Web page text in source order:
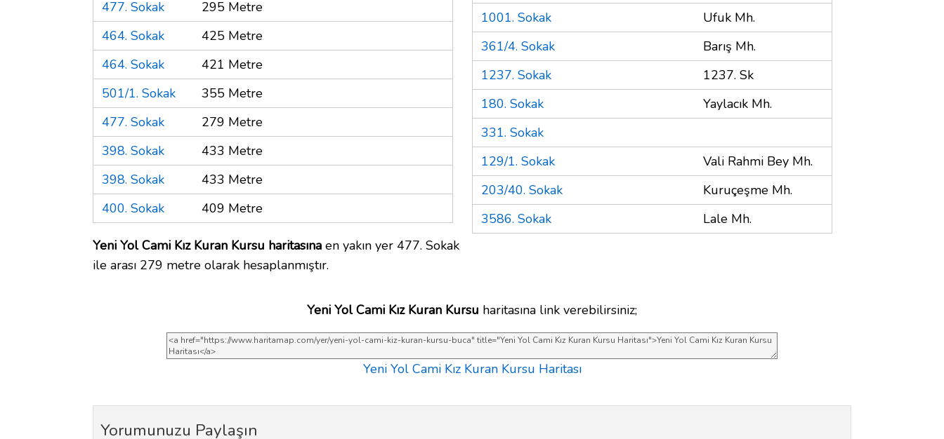
477. Sokak
295 Metre
464. Sokak
425 Metre
464. Sokak
421 Metre
501/1. Sokak
355 Metre
477. Sokak
279 Metre
398. Sokak
433 Metre
398. Sokak
433 Metre
400. Sokak
409 Metre
Yeni Yol Cami Kız Kuran Kursu haritasına en yakın yer 477. Sokak
ile arası 279 metre olarak hesaplanmıştır.
1001. Sokak
Ufuk Mh.
361/4. Sokak
Barış Mh.
1237. Sokak
1237. Sk
180. Sokak
Yaylacık Mh.
331. Sokak
129/1. Sokak
Vali Rahmi Bey Mh.
203/40. Sokak
Kuruçeşme Mh.
3586. Sokak
Lale Mh.
Yeni Yol Cami Kız Kuran Kursu haritasına link verebilirsiniz;
Yeni Yol Cami Kız Kuran Kursu Haritası
Yorumunuzu Paylaşın